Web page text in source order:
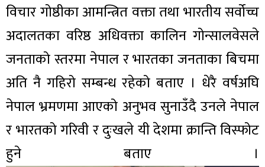
विचार गोष्ठीका आमन्त्रित वक्ता तथा भारतीय सर्वोच्च
अदालतका वरिष्ठ अधिवक्ता कालिन गोन्सालवेसले
जनताको स्तरमा नेपाल र भारतका जनताका बिचमा
अति नै गहिरो सम्बन्ध रहेको बताए । धेरै वर्षअघि
नेपाल भ्रमणमा आएको अनुभव सुनाउँदै उनले नेपाल
र भारतको गरिवी र दुःखले यी देशमा क्रान्ति विस्फोट
हुने बताए ।